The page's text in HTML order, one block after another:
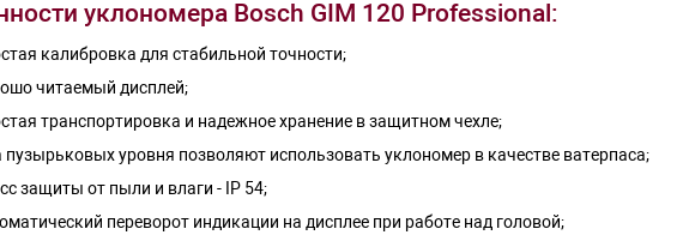
уклономера Bosch GIM 120 Professional:
калибровка для стабильной точности;
читаемый дисплей;
транспортировка и надежное хранение в защитном чехле;
уровня позволяют использовать уклономер в качестве ватерпаса;
защиты от пыли и влаги - IP 54;
переворот индикации на дисплее при работе над головой;